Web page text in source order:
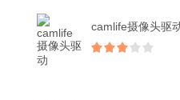
camlife摄像头驱